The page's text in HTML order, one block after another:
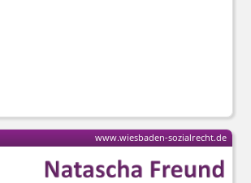
www.wiesbaden-sozialrecht.de